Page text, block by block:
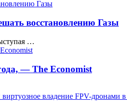
восстановлению Газы
…
— The Economist